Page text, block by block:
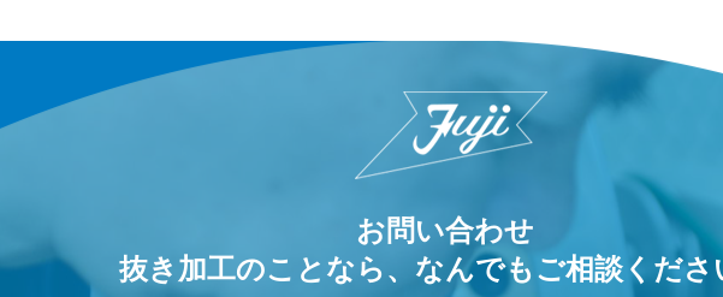
お問い合わせ
抜き加工のことなら、なんでもご相談くださ